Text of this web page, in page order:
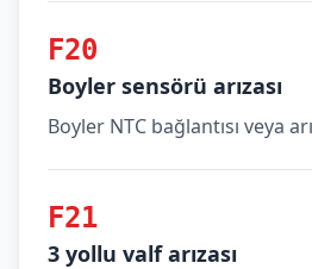
F20
Boyler sensörü arızası
Boyler NTC bağlantısı veya
F21
3 yollu valf arızası